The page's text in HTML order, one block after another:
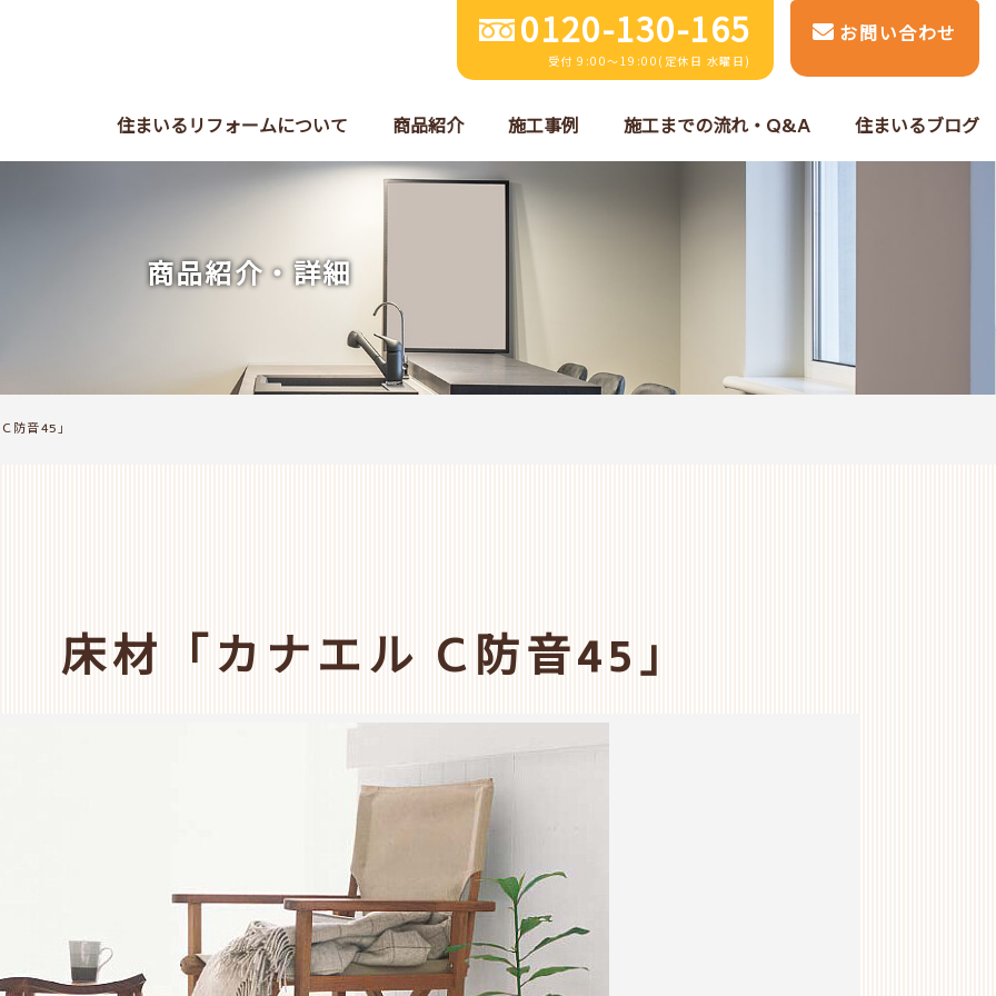
0120-130-165
受付 9:00～19:00(定休日 水曜日)
お問い合わせ
住まいるリフォームについて 商品紹介 施工事例 施工までの流れ・Q&A 住まいるブログ
商品紹介・詳細
音45」
材「カナエル C防音45」